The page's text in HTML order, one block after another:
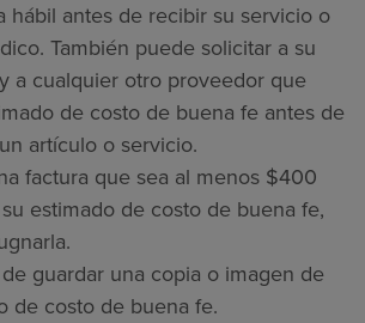
hábil antes de recibir su servicio o
También puede solicitar a su
a cualquier otro proveedor que
de costo de buena fe antes de
artículo o servicio.
factura que sea al menos $400
estimado de costo de buena fe,
guardar una copia o imagen de
de costo de buena fe.